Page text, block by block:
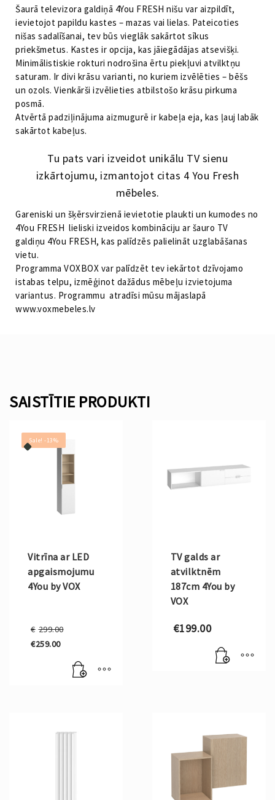
Šaurā televizora galdiņā 4You FRESH nišu var aizpildīt,
ievietojot papildu kastes – mazas vai lielas. Pateicoties
nišas sadalīšanai, tev būs vieglāk sakārtot sīkus
priekšmetus. Kastes ir opcija, kas jāiegādājas atsevišķi.
Minimālistiskie rokturi nodrošina ērtu piekļuvi atvilktņu
saturam. Ir divi krāsu varianti, no kuriem izvēlēties – bēšs
un ozols. Vienkārši izvēlieties atbilstošo krāsu pirkuma
posmā.
Atvērtā padziļinājuma aizmugurē ir kabeļa eja, kas ļauj labāk
sakārtot kabeļus.
Tu pats vari izveidot unikālu TV sienu
izkārtojumu, izmantojot citas 4 You Fresh
mēbeles.
Gareniski un šķērsvirzienā ievietotie plaukti un kumodes no
4You FRESH lieliski izveidos kombināciju ar šauro TV
galdiņu 4You FRESH, kas palīdzēs palielināt uzglabāšanas
vietu.
Programma VOXBOX var palīdzēt tev iekārtot dzīvojamo
istabas telpu, izmēģinot dažādus mēbeļu izvietojuma
variantus. Programmu atradīsi mūsu mājaslapā
www.voxmebeles.lv
SAISTĪTIE PRODUKTI
Sale! -13%
Vitrīna ar LED
apgaismojumu
4You by VOX
€ 299.00
€299.00.
€259.00
TV galds ar
atvilktnēm
187cm 4You by
VOX
€199.00